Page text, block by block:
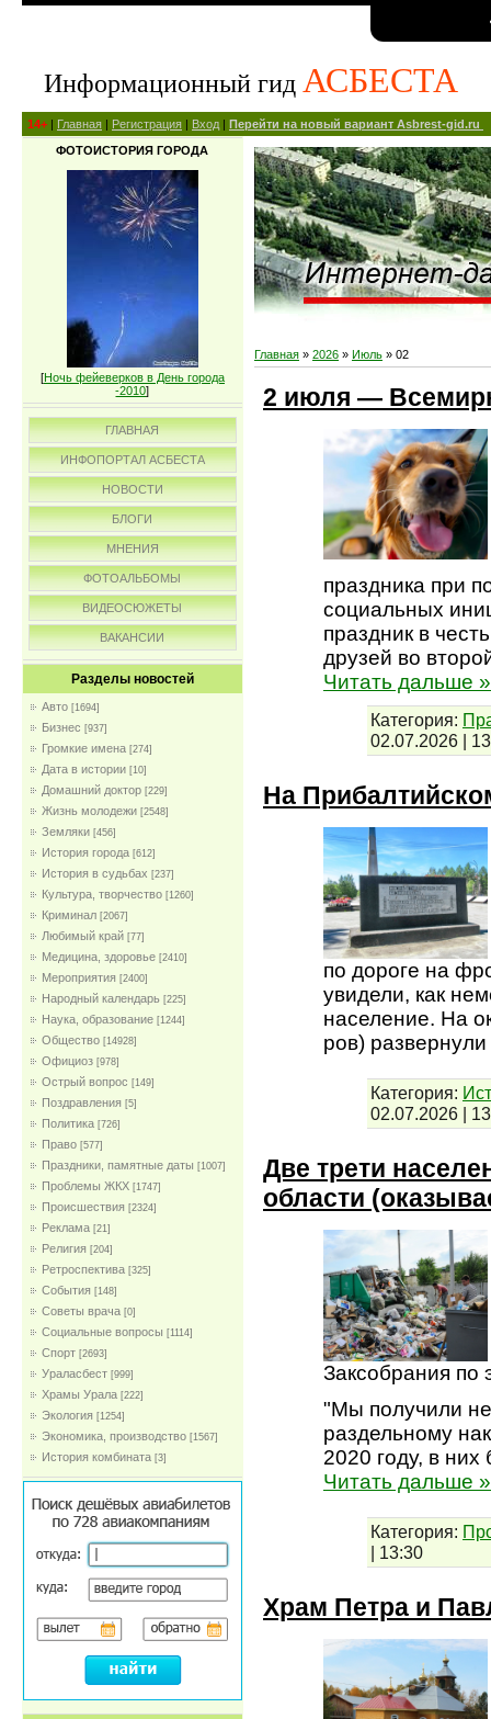
Информационный гид АСБЕСТА
14+ | Главная | Регистрация | Вход | Перейти на новый вариант Asbrest-gid.ru
ФОТОИСТОРИЯ ГОРОДА
[Ночь фейеверков в День города
-2010]
ГЛАВНАЯ
ИНФОПОРТАЛ АСБЕСТА
НОВОСТИ
БЛОГИ
МНЕНИЯ
ФОТОАЛЬБОМЫ
ВИДЕОСЮЖЕТЫ
ВАКАНСИИ
Разделы новостей
Авто [1694]
Бизнес [937]
Громкие имена [274]
Дата в истории [10]
Домашний доктор [229]
Жизнь молодежи [2548]
Земляки [456]
История города [612]
История в судьбах [237]
Культура, творчество [1260]
Криминал [2067]
Любимый край [77]
Медицина, здоровье [2410]
Мероприятия [2400]
Народный календарь [225]
Наука, образование [1244]
Общество [14928]
Официоз [978]
Острый вопрос [149]
Поздравления [5]
Политика [726]
Право [577]
Праздники, памятные даты [1007]
Проблемы ЖКХ [1747]
Проиcшествия [2324]
Реклама [21]
Религия [204]
Ретроспектива [325]
События [148]
Советы врача [0]
Социальные вопросы [1114]
Спорт [2693]
Ураласбест [999]
Храмы Урала [222]
Экология [1254]
Экономика, производство [1567]
История комбината [3]
Главная » 2026 » Июль » 02
2 июля —
праздника при
социальных
праздник в
друзей во
Читать дальше »
Категория:
02.07.2026 |
На
по дороге на
увидели, как
население. На
ров)
Категория:
02.07.2026 |
Две трети
области
Заксобрания по
"Мы получили
раздельному
2020 году, в
Читать дальше »
Категория:
| 13:30
Храм Петра и